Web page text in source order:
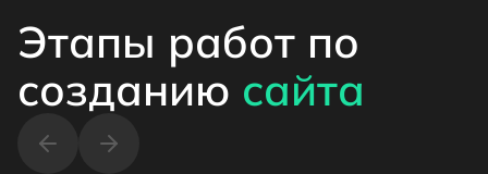
Этапы работ по
созданию сайта